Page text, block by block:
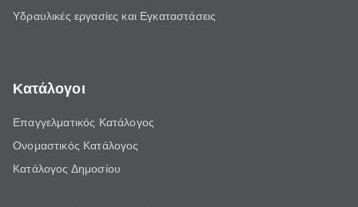
Υδραυλικές εργασίες και Εγκαταστάσεις
Κατάλογοι
Επαγγελματικός Κατάλογος
Ονομαστικός Κατάλογος
Κατάλογος Δημοσίου